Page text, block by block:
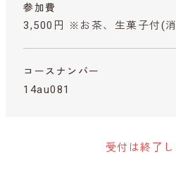
参加費
3,500円 ※お茶、生菓子付(
コースナンバー
14au081
受付は終了